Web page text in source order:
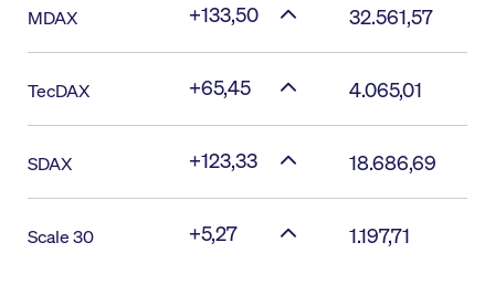
MDAX +133,50 32.561,57
TecDAX +65,45 4.065,01
SDAX +123,33 18.686,69
Scale 30 +5,27 1.197,71